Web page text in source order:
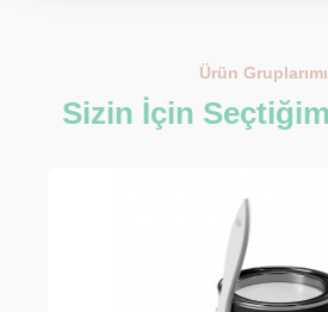
Ürün
Sizin İçin